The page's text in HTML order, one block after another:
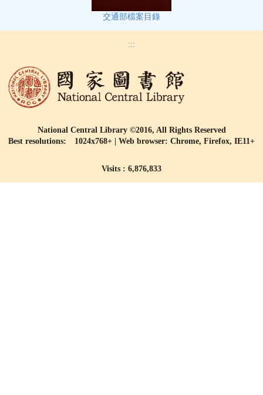
交通部檔案目錄
:::
National Central Library ©2016, All Rights Reserved
Best resolutions: 1024x768+ | Web browser: Chrome, Firefox, IE11+
Visits : 6,876,833